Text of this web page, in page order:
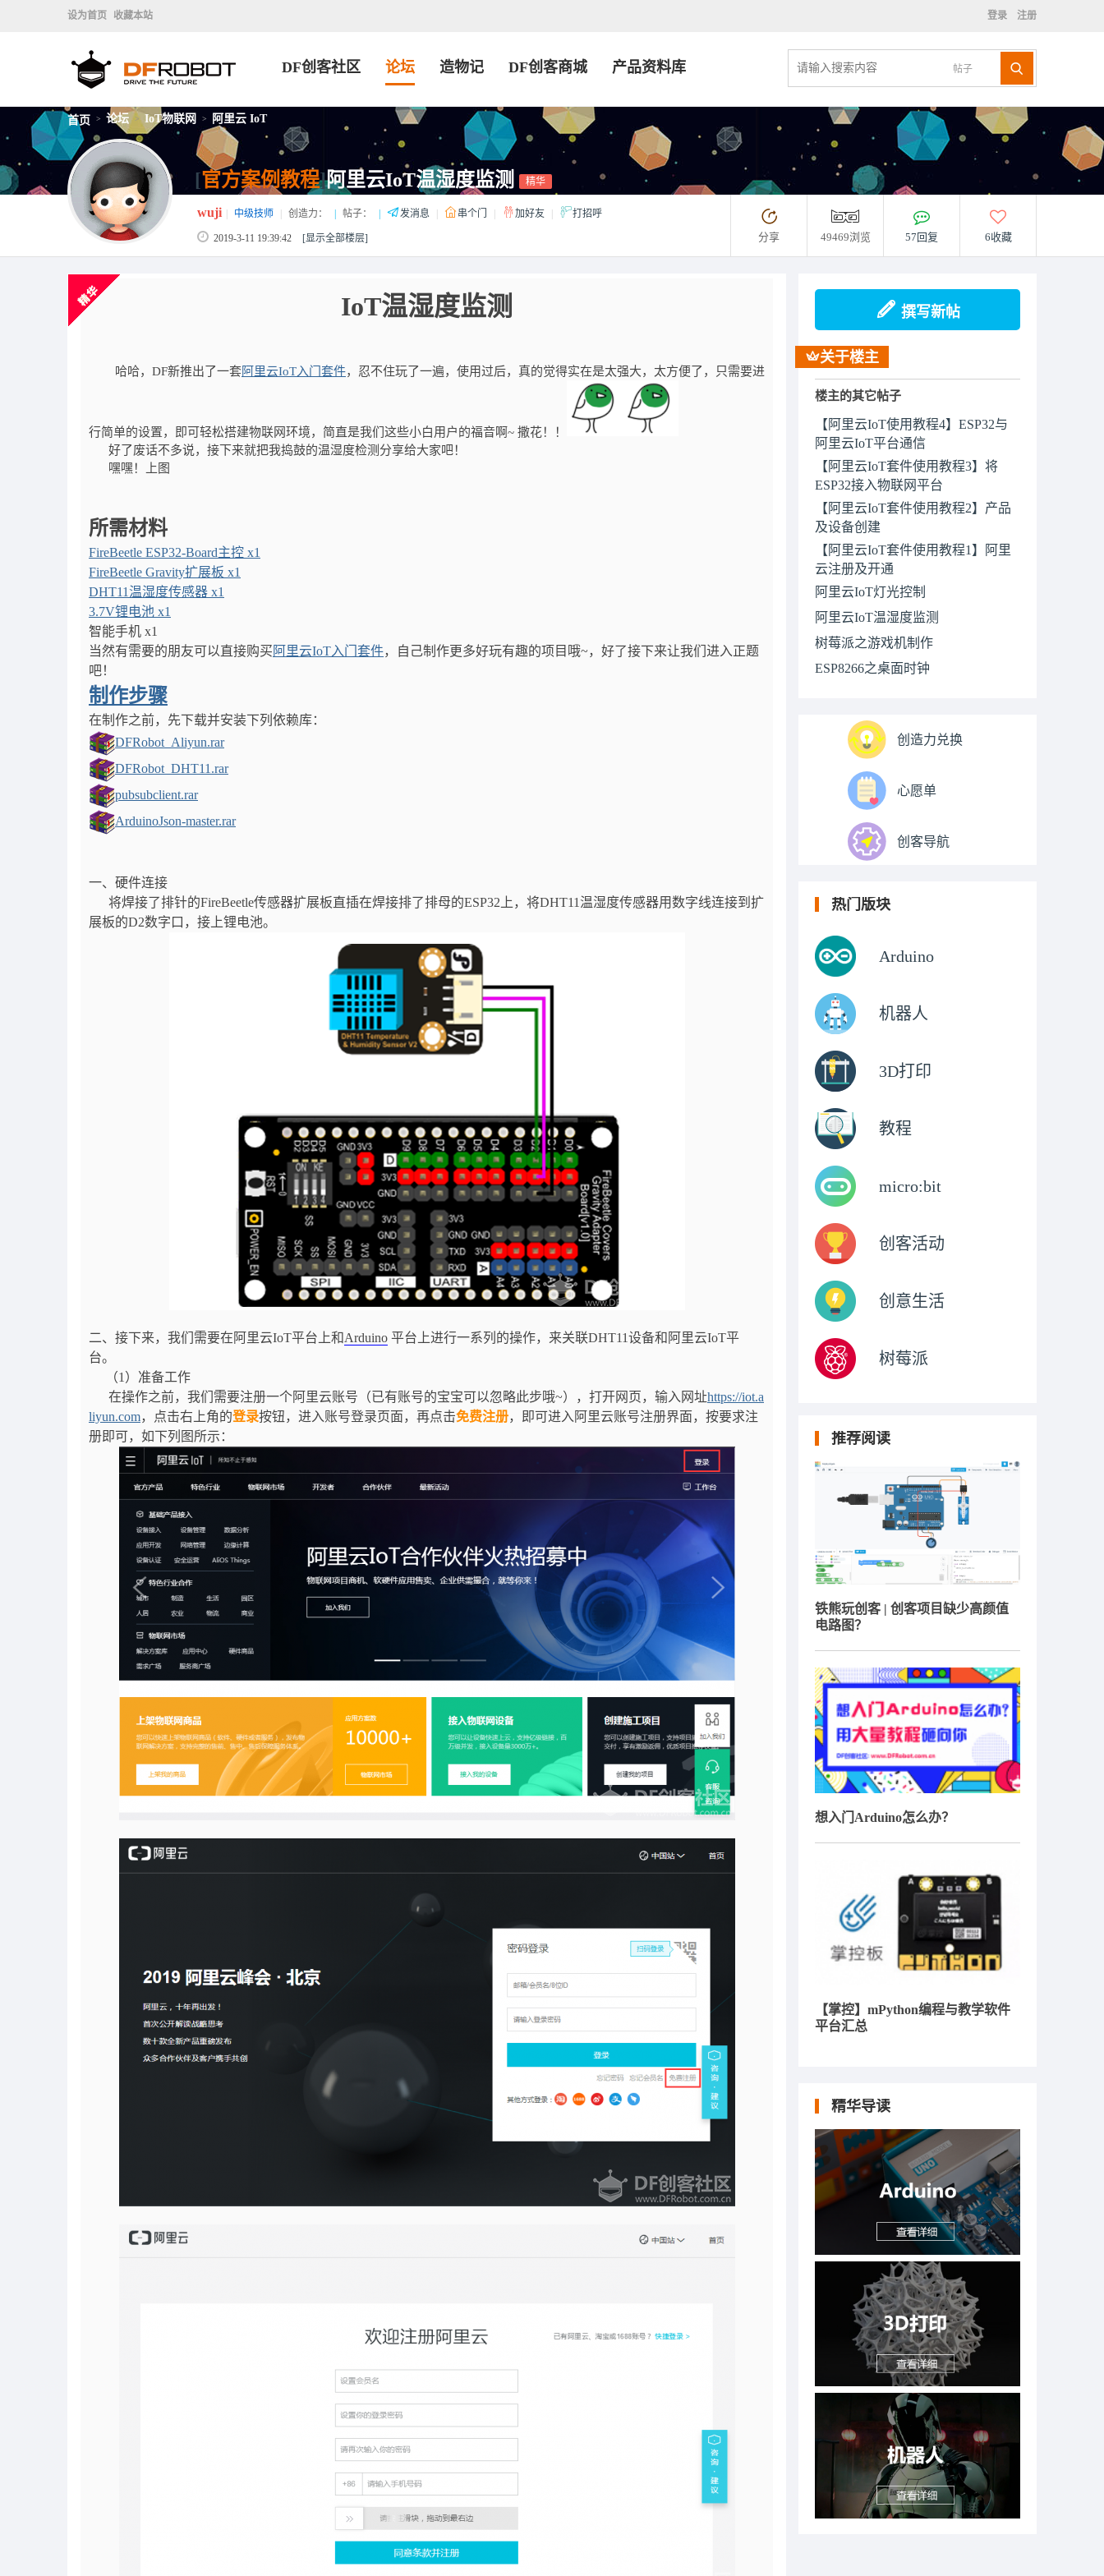
设为首页 收藏本站 登录 注册
帖子
DF创客社区 论坛 造物记 DF创客商城 产品资料库
首页 > 论坛 > IoT物联网 > 阿里云 IoT
[官方案例教程]阿里云IoT温湿度监测 精华
wuji 中级技师 创造力： 帖子： 发消息 串个门 加好友 打招呼
2019-3-11 19:39:42 [显示全部楼层] 分享 49469浏览 57回复 6收藏
IoT温湿度监测
哈哈，DF新推出了一套阿里云IoT入门套件，忍不住玩了一遍，使用过后，真的觉得实在是太强大，太方便了，只需要进
行简单的设置，即可轻松搭建物联网环境，简直是我们这些小白用户的福音啊~ 撒花！！
好了废话不多说，接下来就把我捣鼓的温湿度检测分享给大家吧！
嘿嘿！上图
所需材料
FireBeetle ESP32-Board主控 x1
FireBeetle Gravity扩展板 x1
DHT11温湿度传感器 x1
3.7V锂电池 x1
智能手机 x1
当然有需要的朋友可以直接购买 阿里云IoT入门套件，自己制作更多好玩有趣的项目哦~，好了接下来让我们进入正题
吧！
制作步骤
在制作之前，先下载并安装下列依赖库：
DFRobot_Aliyun.rar
DFRobot_DHT11.rar
pubsubclient.rar
ArduinoJson-master.rar
一、硬件连接
将焊接了排针的FireBeetle传感器扩展板直插在焊接排了排母的ESP32上，将DHT11温湿度传感器用数字线连接到扩
展板的D2数字口，接上锂电池。
二、接下来，我们需要在阿里云IoT平台上和Arduino 平台上进行一系列的操作，来关联DHT11设备和阿里云IoT平
台。
（1）准备工作
在操作之前，我们需要注册一个阿里云账号（已有账号的宝宝可以忽略此步哦~），打开网页，输入网址https://iot.a
liyun.com，点击右上角的登录按钮，进入账号登录页面，再点击免费注册，即可进入阿里云账号注册界面，按要求注
册即可，如下列图所示：
撰写新帖
关于楼主
楼主的其它帖子
【阿里云IoT使用教程4】ESP32与
阿里云IoT平台通信
【阿里云IoT套件使用教程3】将
ESP32接入物联网平台
【阿里云IoT套件使用教程2】产品
及设备创建
【阿里云IoT套件使用教程1】阿里
云注册及开通
阿里云IoT灯光控制
阿里云IoT温湿度监测
树莓派之游戏机制作
ESP8266之桌面时钟
创造力兑换
心愿单
创客导航
热门版块
Arduino
机器人
3D打印
教程
micro:bit
创客活动
创意生活
树莓派
推荐阅读
铁熊玩创客 | 创客项目缺少高颜值
电路图？
想入门Arduino怎么办？
【掌控】mPython编程与教学软件
平台汇总
精华导读